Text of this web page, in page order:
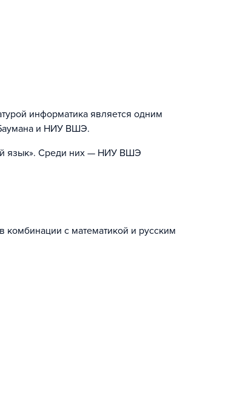
информатика является одним
и НИУ ВШЭ.
язык». Среди них — НИУ ВШЭ
с математикой и русским